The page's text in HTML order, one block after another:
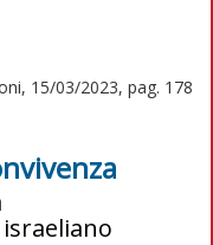
15/03/2023, pag. 178